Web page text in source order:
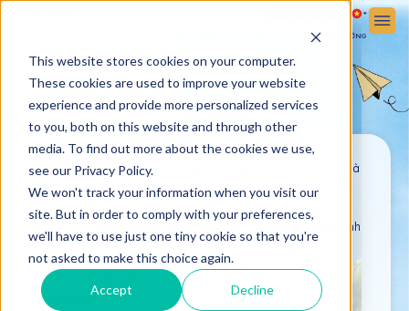
This website stores cookies on your computer.
These cookies are used to improve your website
experience and provide more personalized services
to you, both on this website and through other
media. To find out more about the cookies we use,
see our Privacy Policy.
We won't track your information when you visit our
site. But in order to comply with your preferences,
we'll have to use just one tiny cookie so that you're
not asked to make this choice again.
Accept Decline
CUỘC SỐNG HỌC ĐƯỜNG
CÂU HỎI
Cảm ơn Quý Phụ huynh đã quan tâm đến Victoria School. Nhà
toàn bộ thắc mắc của Quý Phụ huynh về Nhà trường.
Quý Phụ huynh vui lòng để lại thông tin, Văn phòng Tuyển sinh
Victoria School sẽ sớm liên hệ để tư vấn trực tiếp.
Trân trọng cảm ơn!
Full name